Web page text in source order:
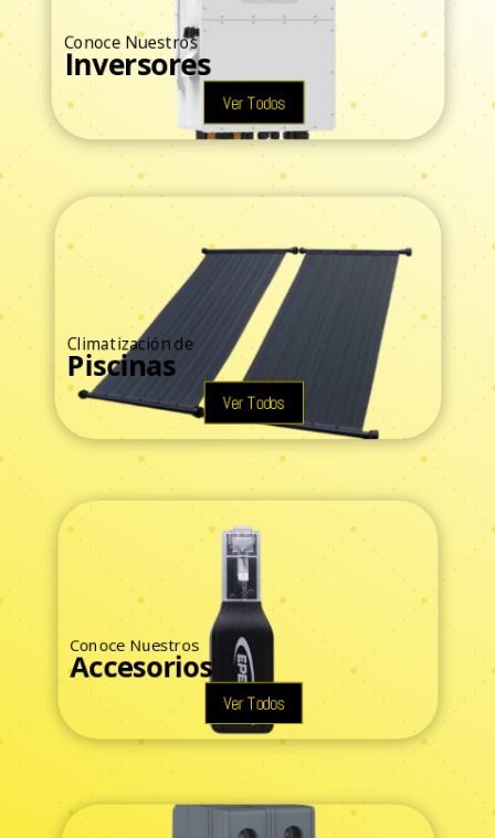
Conoce Nuestros
Inversores
Ver Todos
Climatización de
Piscinas
Ver Todos
Conoce Nuestros
Accesorios
Ver Todos